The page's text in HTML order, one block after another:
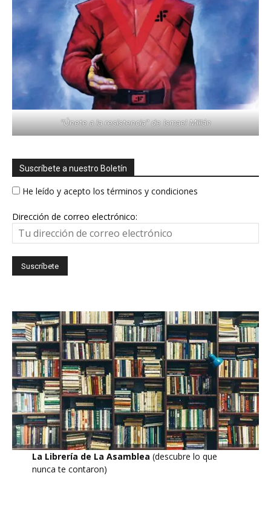
"Únete a la resistencia" de Ismael Millán
Suscríbete a nuestro Boletín
He leído y acepto los términos y condiciones
Dirección de correo electrónico:
La Librería de La Asamblea (descubre lo que
nunca te contaron)